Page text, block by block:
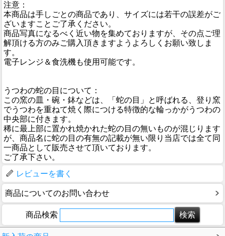
注意：
本商品は手しごとの商品であり、サイズには若干の誤差がご
ざいますことご了承ください。
商品写真になるべく近い物を集めておりますが、その点ご理
解頂ける方のみご購入頂きますようよろしくお願い致しま
す。
電子レンジ＆食洗機も使用可能です。
うつわの蛇の目について：
この窯の皿・碗・鉢などは、「蛇の目」と呼ばれる、登り窯
でうつわを重ねて焼く際につける特徴的な輪っかがうつわの
中央部に付きます。
稀に最上部に置かれ焼かれた蛇の目の無いものが混じります
が、商品名に蛇の目の有無の記載が無い限り当店では全て同
一商品として販売させて頂いております。
ご了承下さい。
レビューを書く
商品についてのお問い合わせ
商品検索